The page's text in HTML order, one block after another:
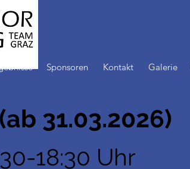
Sponsoren Kontakt Galerie
(ab 31.03.2026)
18:30 Uhr